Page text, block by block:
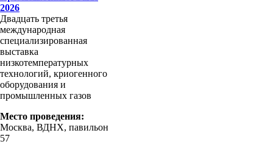
2026
Двадцать третья
международная
специализированная
выставка
низкотемпературных
технологий, криогенного
оборудования и
промышленных газов
Место проведения:
Москва, ВДНХ, павильон
57